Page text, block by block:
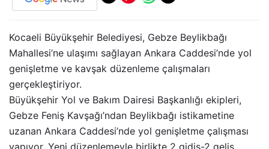
Kocaeli Büyükşehir Belediyesi, Gebze Beylikbağı
Mahallesi’ne ulaşımı sağlayan Ankara Caddesi’nde yol
genişletme ve kavşak düzenleme çalışmaları
gerçekleştiriyor.
Büyükşehir Yol ve Bakım Dairesi Başkanlığı ekipleri,
Gebze Feniş Kavşağı’ndan Beylikbağı istikametine
uzanan Ankara Caddesi’nde yol genişletme çalışması